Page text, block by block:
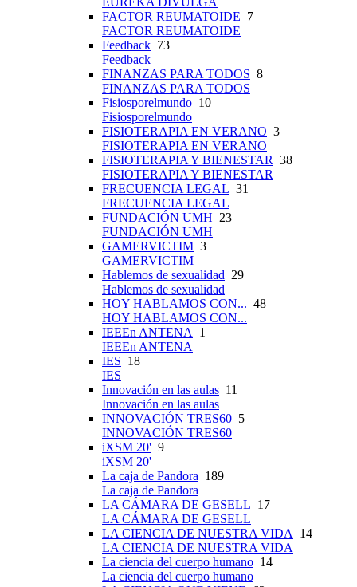
FACTOR REUMATOIDE 7
FACTOR REUMATOIDE
Feedback 73
Feedback
FINANZAS PARA TODOS 8
FINANZAS PARA TODOS
Fisiosporelmundo 10
Fisiosporelmundo
FISIOTERAPIA EN VERANO 3
FISIOTERAPIA EN VERANO
FISIOTERAPIA Y BIENESTAR 38
FISIOTERAPIA Y BIENESTAR
FRECUENCIA LEGAL 31
FRECUENCIA LEGAL
FUNDACIÓN UMH 23
FUNDACIÓN UMH
GAMERVICTIM 3
GAMERVICTIM
Hablemos de sexualidad 29
Hablemos de sexualidad
HOY HABLAMOS CON... 48
HOY HABLAMOS CON...
IEEEn ANTENA 1
IEEEn ANTENA
IES 18
IES
Innovación en las aulas 11
Innovación en las aulas
INNOVACIÓN TRES60 5
INNOVACIÓN TRES60
iXSM 20' 9
iXSM 20'
La caja de Pandora 189
La caja de Pandora
LA CÁMARA DE GESELL 17
LA CÁMARA DE GESELL
LA CIENCIA DE NUESTRA VIDA 14
LA CIENCIA DE NUESTRA VIDA
La ciencia del cuerpo humano 14
La ciencia del cuerpo humano